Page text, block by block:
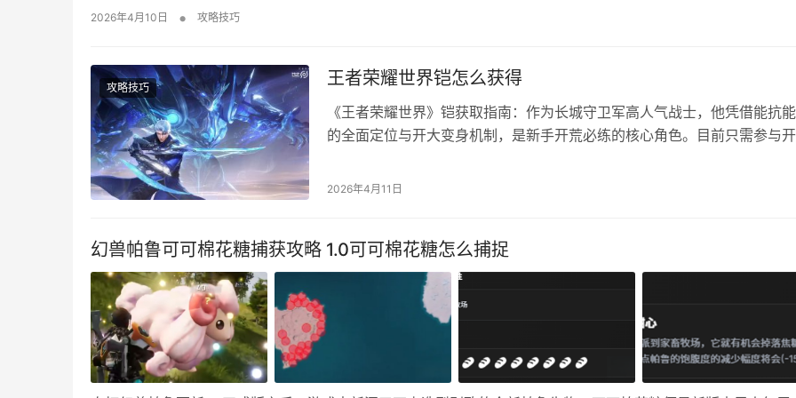
2026年4月10日 • 攻略技巧
攻略技巧 王者荣耀世界铠怎么获得
《王者荣耀世界》铠获取指南：作为长城守卫军高人气战士，他凭借能抗
的全面定位与开大变身机制，是新手开荒必练的核心角色。目前只需参与开
者荣耀世界铠获取方法 铠定位：能抗能打，大招变身提供高额免伤与爆发，
2026年4月11日
幻兽帕鲁可可棉花糖捕获攻略 1.0可可棉花糖怎么捕捉